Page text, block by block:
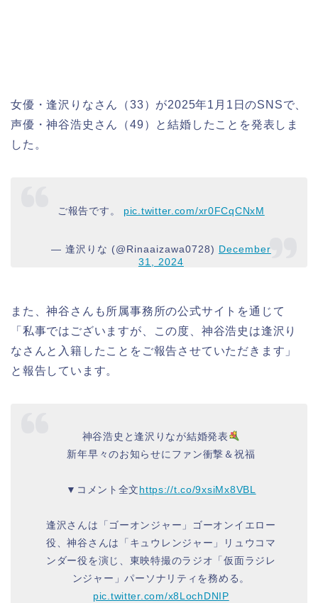
女優・逢沢りなさん（33）が2025年1月1日のSNSで、
声優・神谷浩史さん（49）と結婚したことを発表しま
した。
ご報告です。 pic.twitter.com/xr0FCqCNxM
— 逢沢りな (@Rinaaizawa0728) December
31, 2024
また、神谷さんも所属事務所の公式サイトを通じて
「私事ではございますが、この度、神谷浩史は逢沢り
なさんと入籍したことをご報告させていただきます」
と報告しています。
神谷浩史と逢沢りなが結婚発表
新年早々のお知らせにファン衝撃＆祝福
▼コメント全文https://t.co/9xsiMx8VBL
逢沢さんは「ゴーオンジャー」ゴーオンイエロー
役、神谷さんは「キュウレンジャー」リュウコマ
ンダー役を演じ、東映特撮のラジオ「仮面ラジレ
ンジャー」パーソナリティを務める。
pic.twitter.com/x8LochDNIP